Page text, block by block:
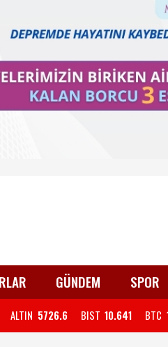
GÜNDEM SPOR
ALTIN 5726.6 BIST 10.641 BTC